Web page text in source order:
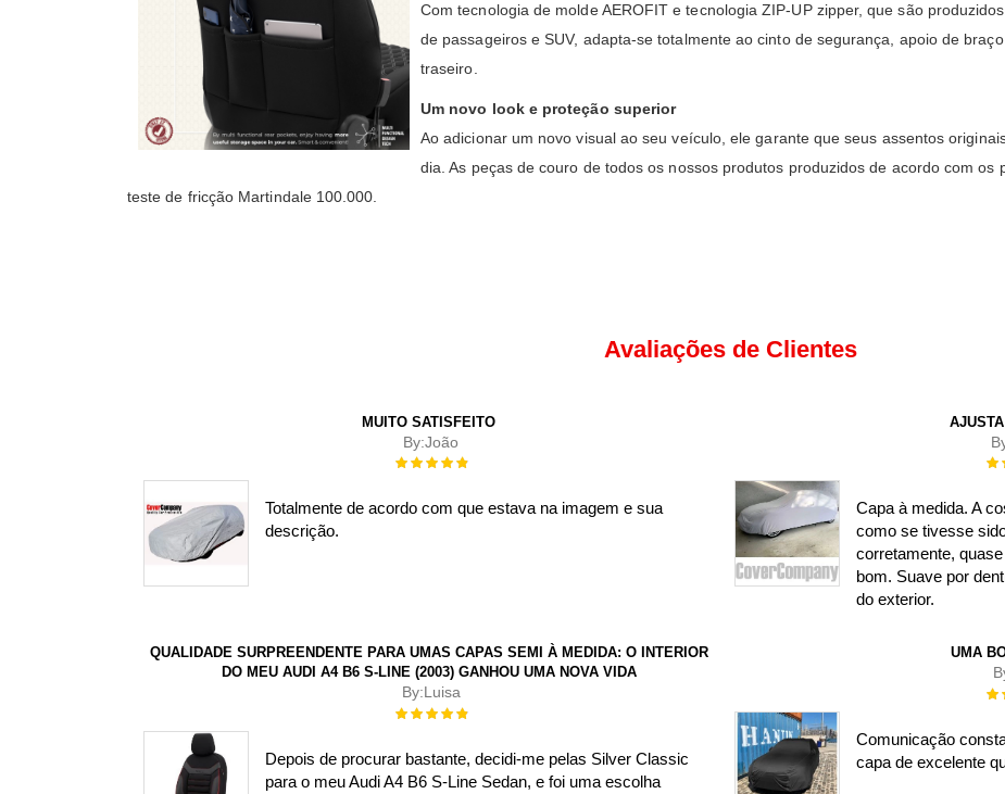
Com tecnologia de molde AEROFIT e tecnologia ZIP-UP zipper, que são
de passageiros e SUV, adapta-se totalmente ao cinto de segurança, apoio de
traseiro.
Um novo look e proteção superior
Ao adicionar um novo visual ao seu veículo, ele garante que seus assentos
dia. As peças de couro de todos os nossos produtos produzidos de acordo com
teste de fricção Martindale 100.000.
Avaliações de Clientes
MUITO SATISFEITO
By:João
Rating:
Totalmente de acordo com que estava na imagem e sua
descrição.
Capa à medida. A
como se tivesse
corretamente,
bom. Suave por
do exterior.
QUALIDADE SURPREENDENTE PARA UMAS CAPAS SEMI À MEDIDA: O INTERIOR
DO MEU AUDI A4 B6 S-LINE (2003) GANHOU UMA NOVA VIDA
By:Luisa
Rating:
Depois de procurar bastante, decidi-me pelas Silver Classic
para o meu Audi A4 B6 S-Line Sedan, e foi uma escolha
UMA
Comunicação
capa de excelente